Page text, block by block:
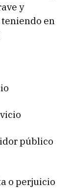
y
en
público
o perjuicio